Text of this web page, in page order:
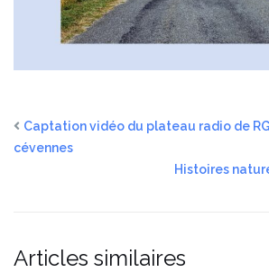
Captation vidéo du plateau radio de
cévennes
Histoires
Articles similaires